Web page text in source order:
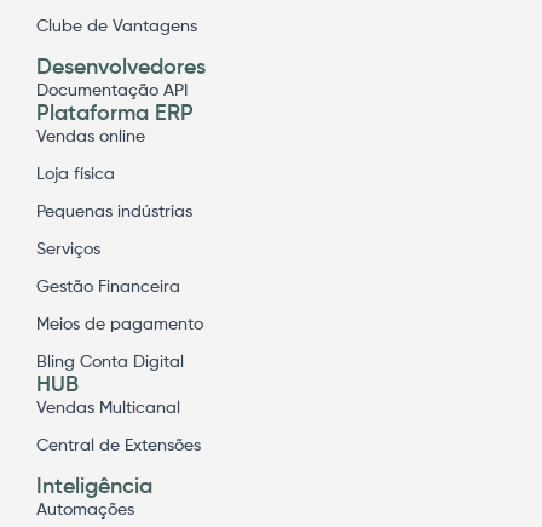
Clube de Vantagens
Desenvolvedores
Documentação API
Plataforma ERP
Vendas online
Loja física
Pequenas indústrias
Serviços
Gestão Financeira
Meios de pagamento
Bling Conta Digital
HUB
Vendas Multicanal
Central de Extensões
Inteligência
Automações